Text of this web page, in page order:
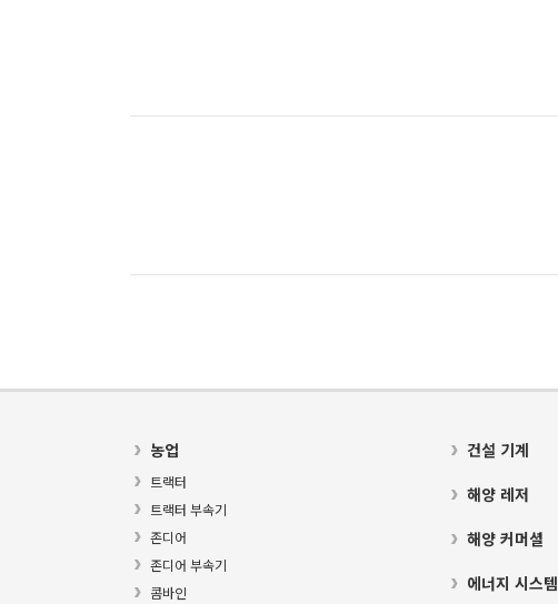
농업
트랙터
트랙터 부속기
존디어
존디어 부속기
콤바인
건설 기계
해양 레저
해양 커머셜
에너지 시스템